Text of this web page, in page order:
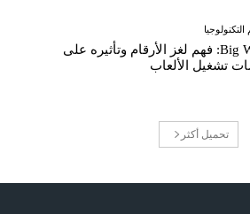
Big Walk: فهم لغز الأرقام وتأثيره على
تشغيل الألعاب
تحميل أكثر